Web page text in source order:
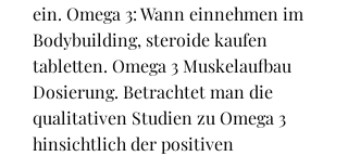
ein. Omega 3: Wann einnehmen im
Bodybuilding, steroide kaufen
tabletten. Omega 3 Muskelaufbau
Dosierung. Betrachtet man die
qualitativen Studien zu Omega 3
hinsichtlich der positiven